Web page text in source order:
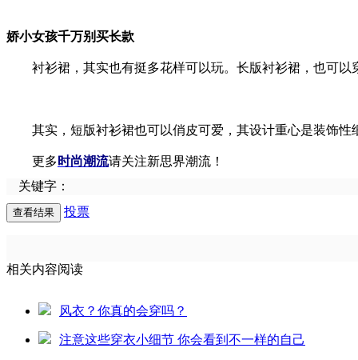
娇小女孩千万别买长款
衬衫裙，其实也有挺多花样可以玩。长版衬衫裙，也可以
其实，短版衬衫裙也可以俏皮可爱，其设计重心是装饰性
更多 时尚潮流请关注新思界潮流！
关键字：
投票
相关内容阅读
风衣？你真的会穿吗？
注意这些穿衣小细节 你会看到不一样的自己